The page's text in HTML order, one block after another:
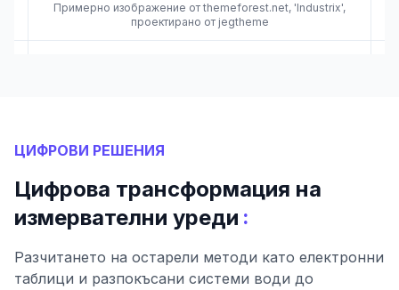
Примерно изображение от themeforest.net, 'Industrix',
проектирано от jegtheme
ЦИФРОВИ РЕШЕНИЯ
Цифрова трансформация на
измервателни уреди :
Разчитането на остарели методи като електронни
таблици и разпокъсани системи води до